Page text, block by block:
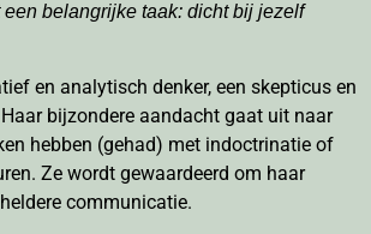
een belangrijke taak: dicht bij jezelf
en analytisch denker, een skepticus en
bijzondere aandacht gaat uit naar
hebben (gehad) met indoctrinatie of
Ze wordt gewaardeerd om haar
communicatie.